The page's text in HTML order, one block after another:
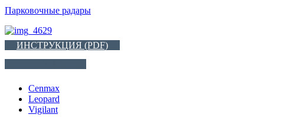
Парковочные радары
ИНСТРУКЦИЯ (PDF)
Cenmax
Leopard
Vigilant